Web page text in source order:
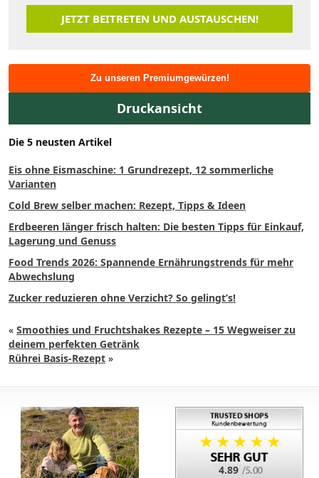
JETZT BEITRETEN UND AUSTAUSCHEN!
Zu unseren Premiumgewürzen!
Druckansicht
Die 5 neusten Artikel
Eis ohne Eismaschine: 1 Grundrezept, 12 sommerliche
Varianten
Cold Brew selber machen: Rezept, Tipps & Ideen
Erdbeeren länger frisch halten: Die besten Tipps für Einkauf,
Lagerung und Genuss
Food Trends 2026: Spannende Ernährungstrends für mehr
Abwechslung
Zucker reduzieren ohne Verzicht? So gelingt’s!
« Smoothies und Fruchtshakes Rezepte – 15 Wegweiser zu
deinem perfekten Getränk
Rührei Basis-Rezept »
4.89